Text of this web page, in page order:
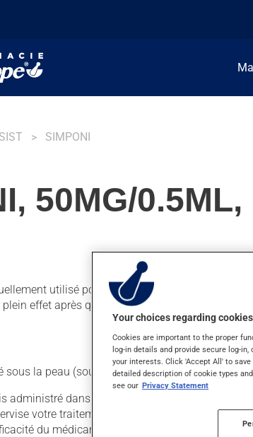
SIMPONI
50MG/
utilisé pour l'arthrite psoriasique, pour
effet après quelques mois.
sous la peau (sous-cutanée) selon la technique
administré dans un établissement de santé,
votre traitement vous a fourni toutes les
du médicament et limiter ses effets
Your choices regarding
Cookies are important to the proper
log-in details and provide secure log-
your interests. Click 'Accept All' to
detailed description of cookie types
see our Privacy Statement